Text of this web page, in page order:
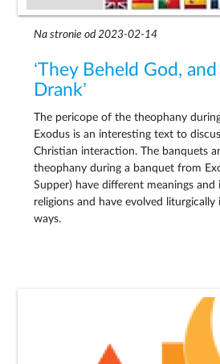
Na stronie od 2023-02-14
‘They Beheld God,
Drank’
The pericope of the theophany
Exodus is an interesting text to
Christian interaction. The banquets
theophany during a banquet from
Supper) have different meanings
religions and have evolved
ways.